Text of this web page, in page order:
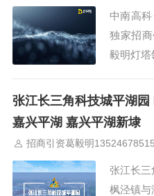
华夏幸福
联东U谷 万洋 均和
021
中南高
独家招
毅明灯塔
守护产业
程中，我
经验，也
争力之
张江长三角科技城平湖
嘉兴平湖 嘉兴平湖新埭
招商引资葛毅明13524678515
张江长
枫泾镇